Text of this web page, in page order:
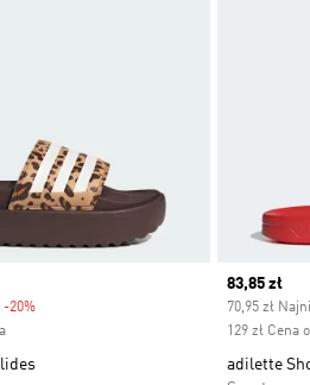
-20%
Current
83,85 zł
70,95 zł
129 zł Cena
adilette